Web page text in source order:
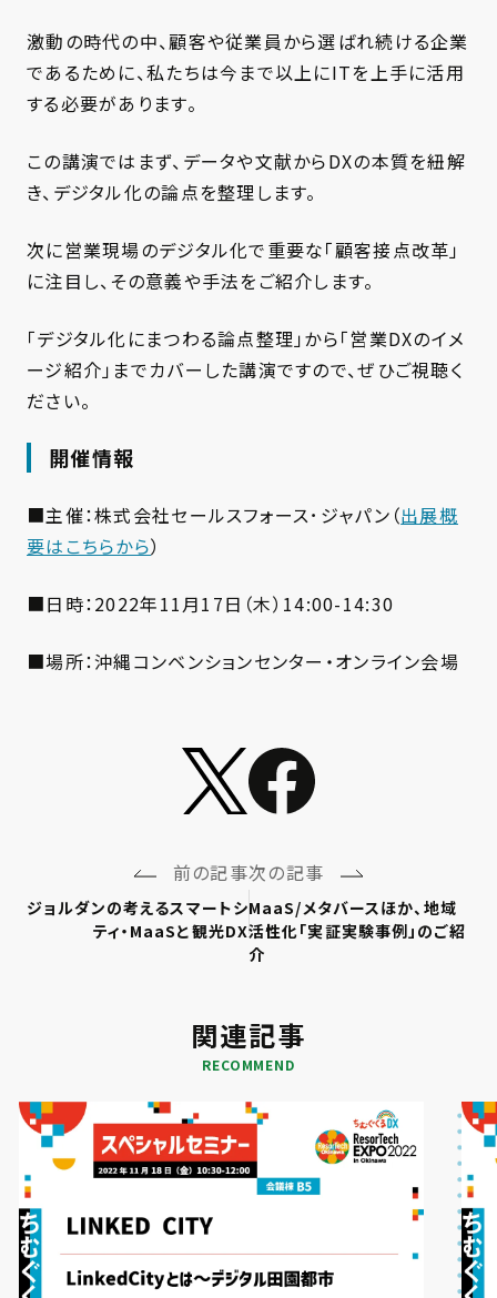
激動の時代の中、顧客や従業員から選ばれ続ける企業
であるために、私たちは今まで以上にITを上手に活用
する必要があります。
この講演ではまず、データや文献からDXの本質を紐解
き、デジタル化の論点を整理します。
次に営業現場のデジタル化で重要な「顧客接点改革」
に注目し、その意義や手法をご紹介します。
「デジタル化にまつわる論点整理」から「営業DXのイメ
ージ紹介」までカバーした講演ですので、ぜひご視聴く
ださい。
開催情報
■主催：株式会社セールスフォース･ジャパン（出展概
要はこちらから）
■日時：2022年11月17日（木）14:00-14:30
■場所：沖縄コンベンションセンター・オンライン会場
前の記事
ジョルダンの考えるスマートシ
ティ・MaaSと観光DX
次の記事
MaaS/メタバースほか、地域
活性化「実証実験事例」のご紹
介
関連記事
RECOMMEND